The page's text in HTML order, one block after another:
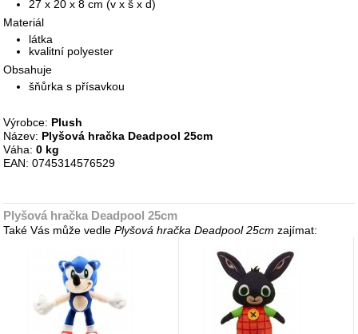
27 x 20 x 8 cm (v x š x d)
Materiál
látka
kvalitní polyester
Obsahuje
šňůrka s přísavkou
Výrobce: Plush
Název: Plyšová hračka Deadpool 25cm
Váha:0 kg
EAN: 0745314576529
Plyšová hračka Deadpool 25cm
Také Vás může vedlePlyšová hračka Deadpool 25cm zajímat: